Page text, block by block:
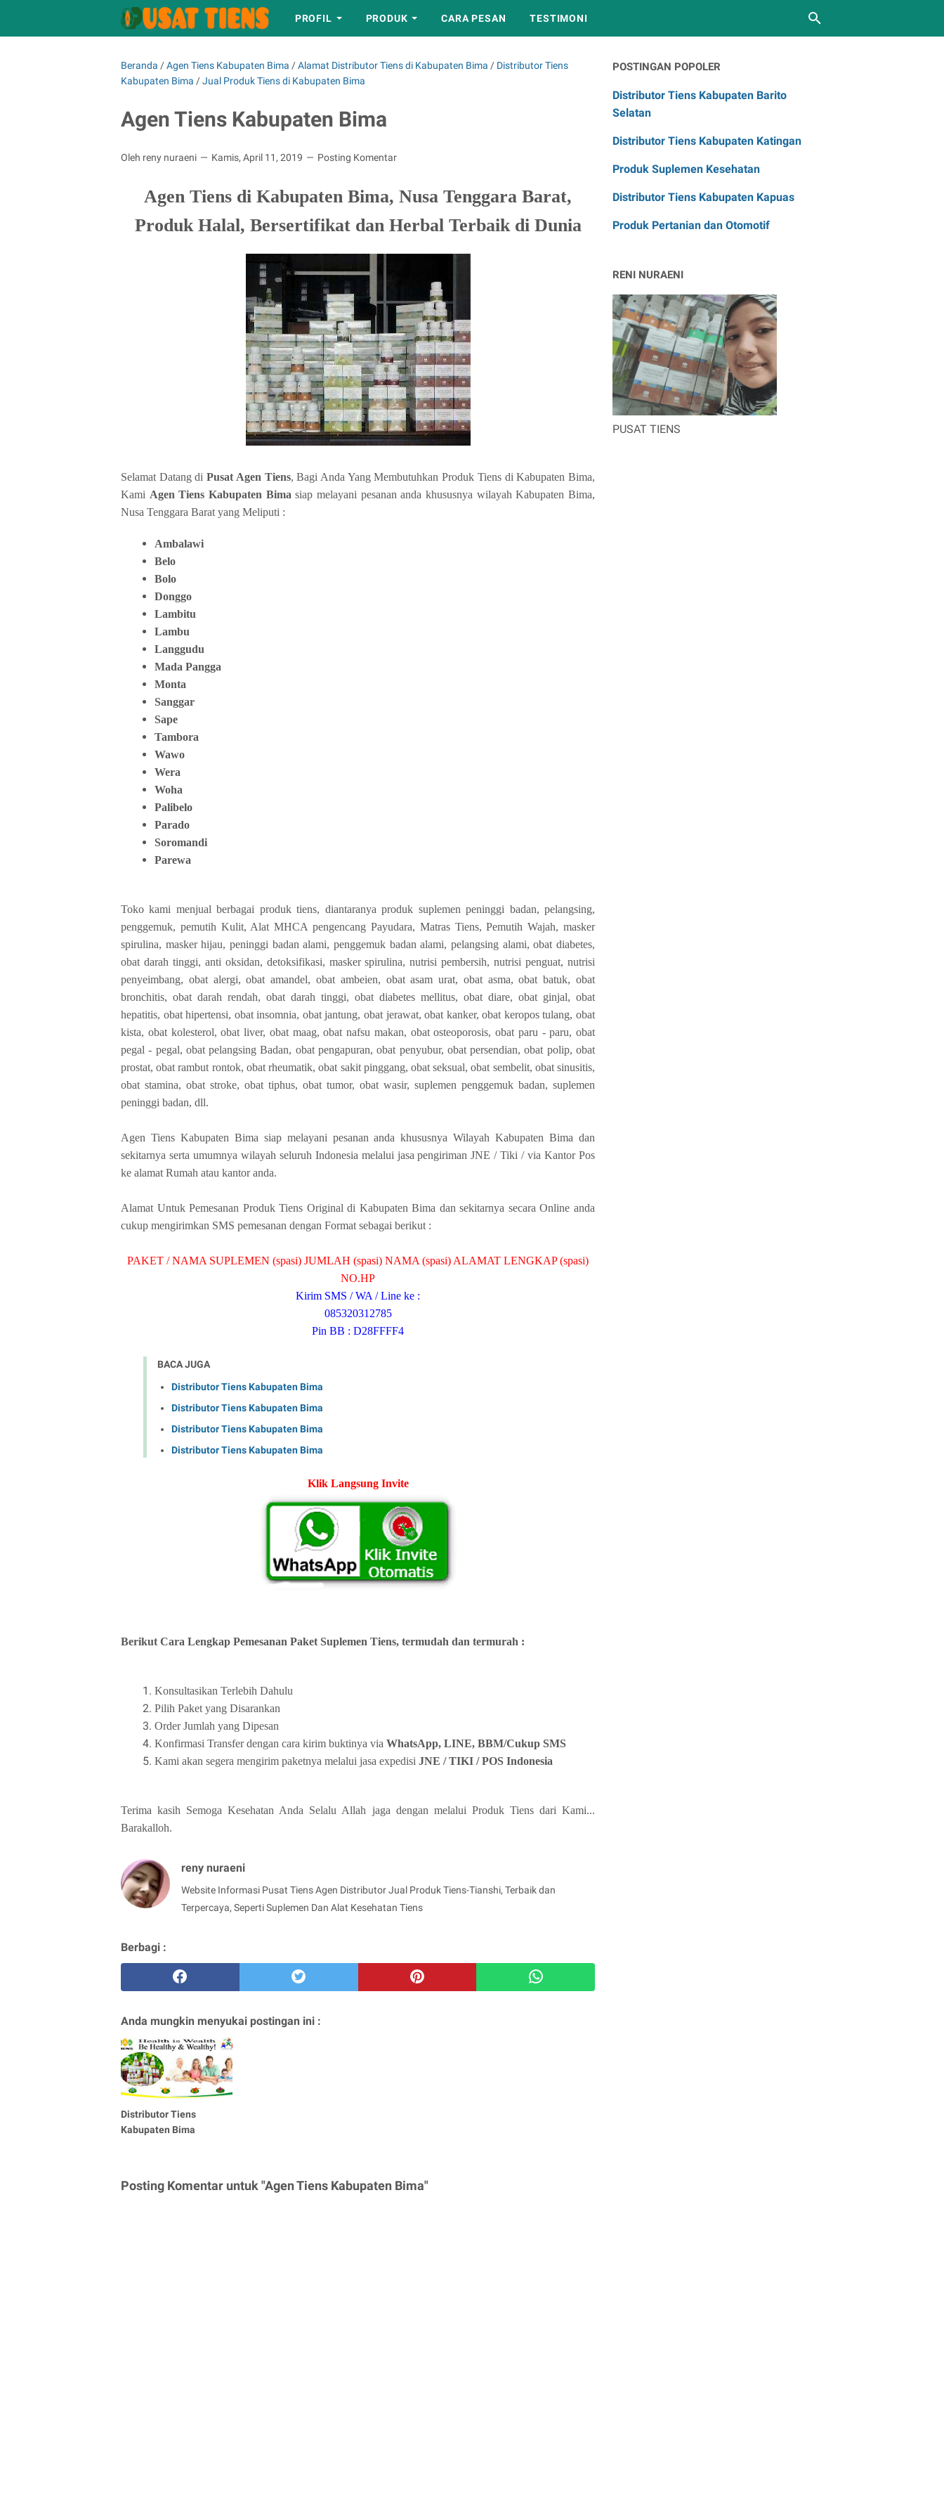
PROFIL PRODUK CARA PESAN TESTIMONI
Beranda /Agen Tiens Kabupaten Bima /Alamat Distributor Tiens di Kabupaten Bima / Distributor Tiens
Kabupaten Bima /Jual Produk Tiens di Kabupaten Bima
Agen Tiens Kabupaten Bima
Oleh reny nuraeni Kamis, April 11, 2019 Posting Komentar
Agen Tiens di Kabupaten Bima, Nusa Tenggara Barat,
Produk Halal, Bersertifikat dan Herbal Terbaik di Dunia
Selamat Datang diPusat Agen Tiens, Bagi Anda Yang Membutuhkan Produk Tiens di Kabupaten Bima,
Kami Agen Tiens Kabupaten Bima siap melayani pesanan anda khususnya wilayah Kabupaten Bima,
Nusa Tenggara Barat yang Meliputi :
Ambalawi
Belo
Bolo
Donggo
Lambitu
Lambu
Langgudu
Mada Pangga
Monta
Sanggar
Sape
Tambora
Wawo
Wera
Woha
Palibelo
Parado
Soromandi
Parewa
Toko kami menjual berbagai produk tiens, diantaranya produk suplemen peninggi badan, pelangsing,
penggemuk, pemutih Kulit, Alat MHCA pengencang Payudara, Matras Tiens, Pemutih Wajah, masker
spirulina, masker hijau, peninggi badan alami, penggemuk badan alami, pelangsing alami, obat diabetes,
obat darah tinggi, anti oksidan, detoksifikasi, masker spirulina, nutrisi pembersih, nutrisi penguat, nutrisi
penyeimbang, obat alergi, obat amandel, obat ambeien, obat asam urat, obat asma, obat batuk, obat
bronchitis, obat darah rendah, obat darah tinggi, obat diabetes mellitus, obat diare, obat ginjal, obat
hepatitis, obat hipertensi, obat insomnia, obat jantung, obat jerawat, obat kanker, obat keropos tulang, obat
kista, obat kolesterol, obat liver, obat maag, obat nafsu makan, obat osteoporosis, obat paru - paru, obat
pegal - pegal, obat pelangsing Badan, obat pengapuran, obat penyubur, obat persendian, obat polip, obat
prostat, obat rambut rontok, obat rheumatik, obat sakit pinggang, obat seksual, obat sembelit, obat sinusitis,
obat stamina, obat stroke, obat tiphus, obat tumor, obat wasir, suplemen penggemuk badan, suplemen
peninggi badan, dll.
Agen Tiens Kabupaten Bima siap melayani pesanan anda khususnya Wilayah Kabupaten Bima dan
sekitarnya serta umumnya wilayah seluruh Indonesia melalui jasa pengiriman JNE / Tiki / via Kantor Pos
ke alamat Rumah atau kantor anda.
Alamat Untuk Pemesanan Produk Tiens Original di Kabupaten Bima dan sekitarnya secara Online anda
cukup mengirimkan SMS pemesanan dengan Format sebagai berikut :
PAKET / NAMA SUPLEMEN (spasi) JUMLAH (spasi) NAMA (spasi) ALAMAT LENGKAP (spasi)
NO.HP
Kirim SMS / WA / Line ke :
085320312785
Pin BB : D28FFFF4
BACA JUGA
Distributor Tiens Kabupaten Bima
Distributor Tiens Kabupaten Bima
Distributor Tiens Kabupaten Bima
Distributor Tiens Kabupaten Bima
Klik Langsung Invite
Berikut Cara Lengkap Pemesanan Paket Suplemen Tiens, termudah dan termurah :
Konsultasikan Terlebih Dahulu
Pilih Paket yang Disarankan
Order Jumlah yang Dipesan
Konfirmasi Transfer dengan cara kirim buktinya via WhatsApp, LINE, BBM/Cukup SMS
Kami akan segera mengirim paketnya melalui jasa expedisi JNE / TIKI / POS Indonesia
Terima kasih Semoga Kesehatan Anda Selalu Allah jaga dengan melalui Produk Tiens dari Kami...
Barakalloh.
reny nuraeni
Website Informasi Pusat Tiens Agen Distributor Jual Produk Tiens-Tianshi, Terbaik dan
Terpercaya, Seperti Suplemen Dan Alat Kesehatan Tiens
Berbagi :
Anda mungkin menyukai postingan ini :
Distributor Tiens
Kabupaten Bima
Posting Komentar untuk "Agen Tiens Kabupaten Bima"
POSTINGAN POPOLER
Distributor Tiens Kabupaten Barito
Selatan
Distributor Tiens Kabupaten Katingan
Produk Suplemen Kesehatan
Distributor Tiens Kabupaten Kapuas
Produk Pertanian dan Otomotif
RENI NURAENI
PUSAT TIENS